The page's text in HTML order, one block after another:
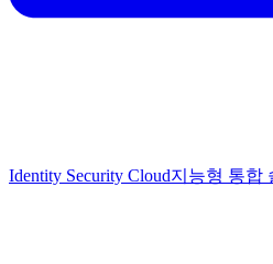
Identity Security Cloud지능형 통합